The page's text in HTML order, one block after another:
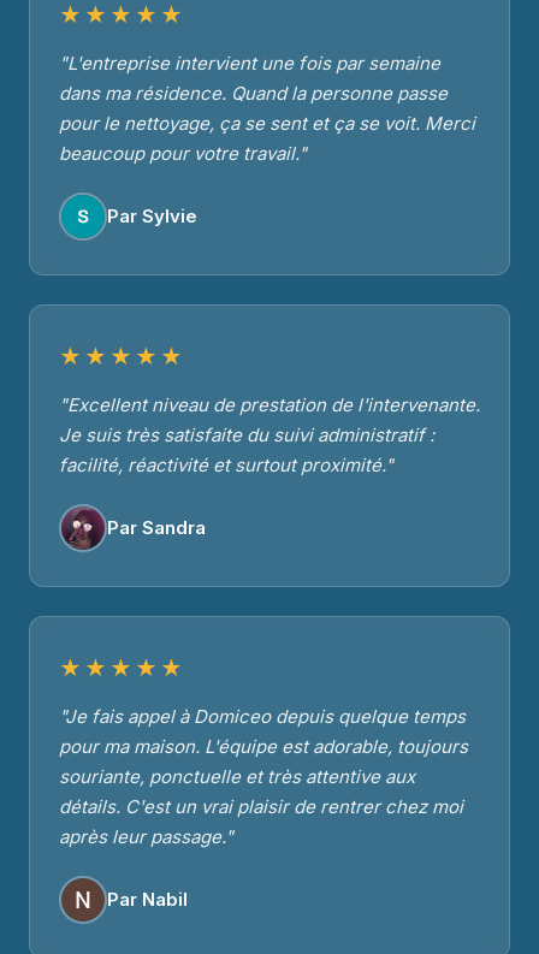
★★★★★
"L'entreprise intervient une fois par semaine
dans ma résidence. Quand la personne passe
pour le nettoyage, ça se sent et ça se voit. Merci
beaucoup pour votre travail."
Par Sylvie
★★★★★
"Excellent niveau de prestation de l'intervenante.
Je suis très satisfaite du suivi administratif :
facilité, réactivité et surtout proximité."
Par Sandra
★★★★★
"Je fais appel à Domiceo depuis quelque temps
pour ma maison. L'équipe est adorable, toujours
souriante, ponctuelle et très attentive aux
détails. C'est un vrai plaisir de rentrer chez moi
après leur passage."
Par Nabil